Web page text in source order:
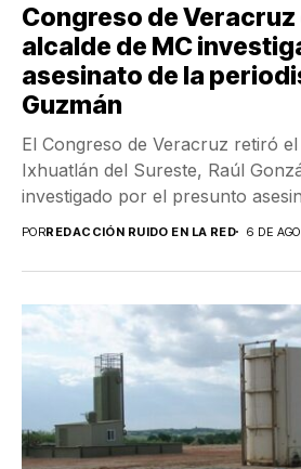
Congreso de
alcalde de MC
asesinato de la
Guzmán
El Congreso de Veracruz retiró
Ixhuatlán del Sureste, Raúl
investigado por el presunto
PORREDACCIÓN RUIDO EN LA RED 6 DE